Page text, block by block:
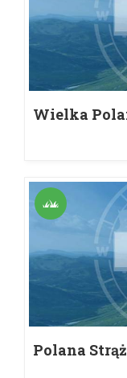
Wielka
Polana